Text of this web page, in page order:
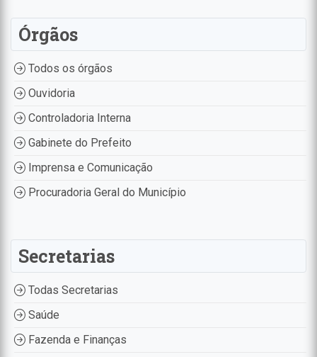
Órgãos
Todos os órgãos
Ouvidoria
Controladoria Interna
Gabinete do Prefeito
Imprensa e Comunicação
Procuradoria Geral do Município
Secretarias
Todas Secretarias
Saúde
Fazenda e Finanças